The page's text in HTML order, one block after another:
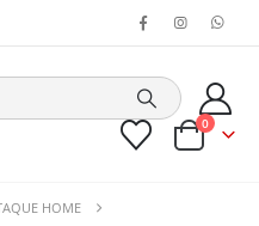
0
HOME